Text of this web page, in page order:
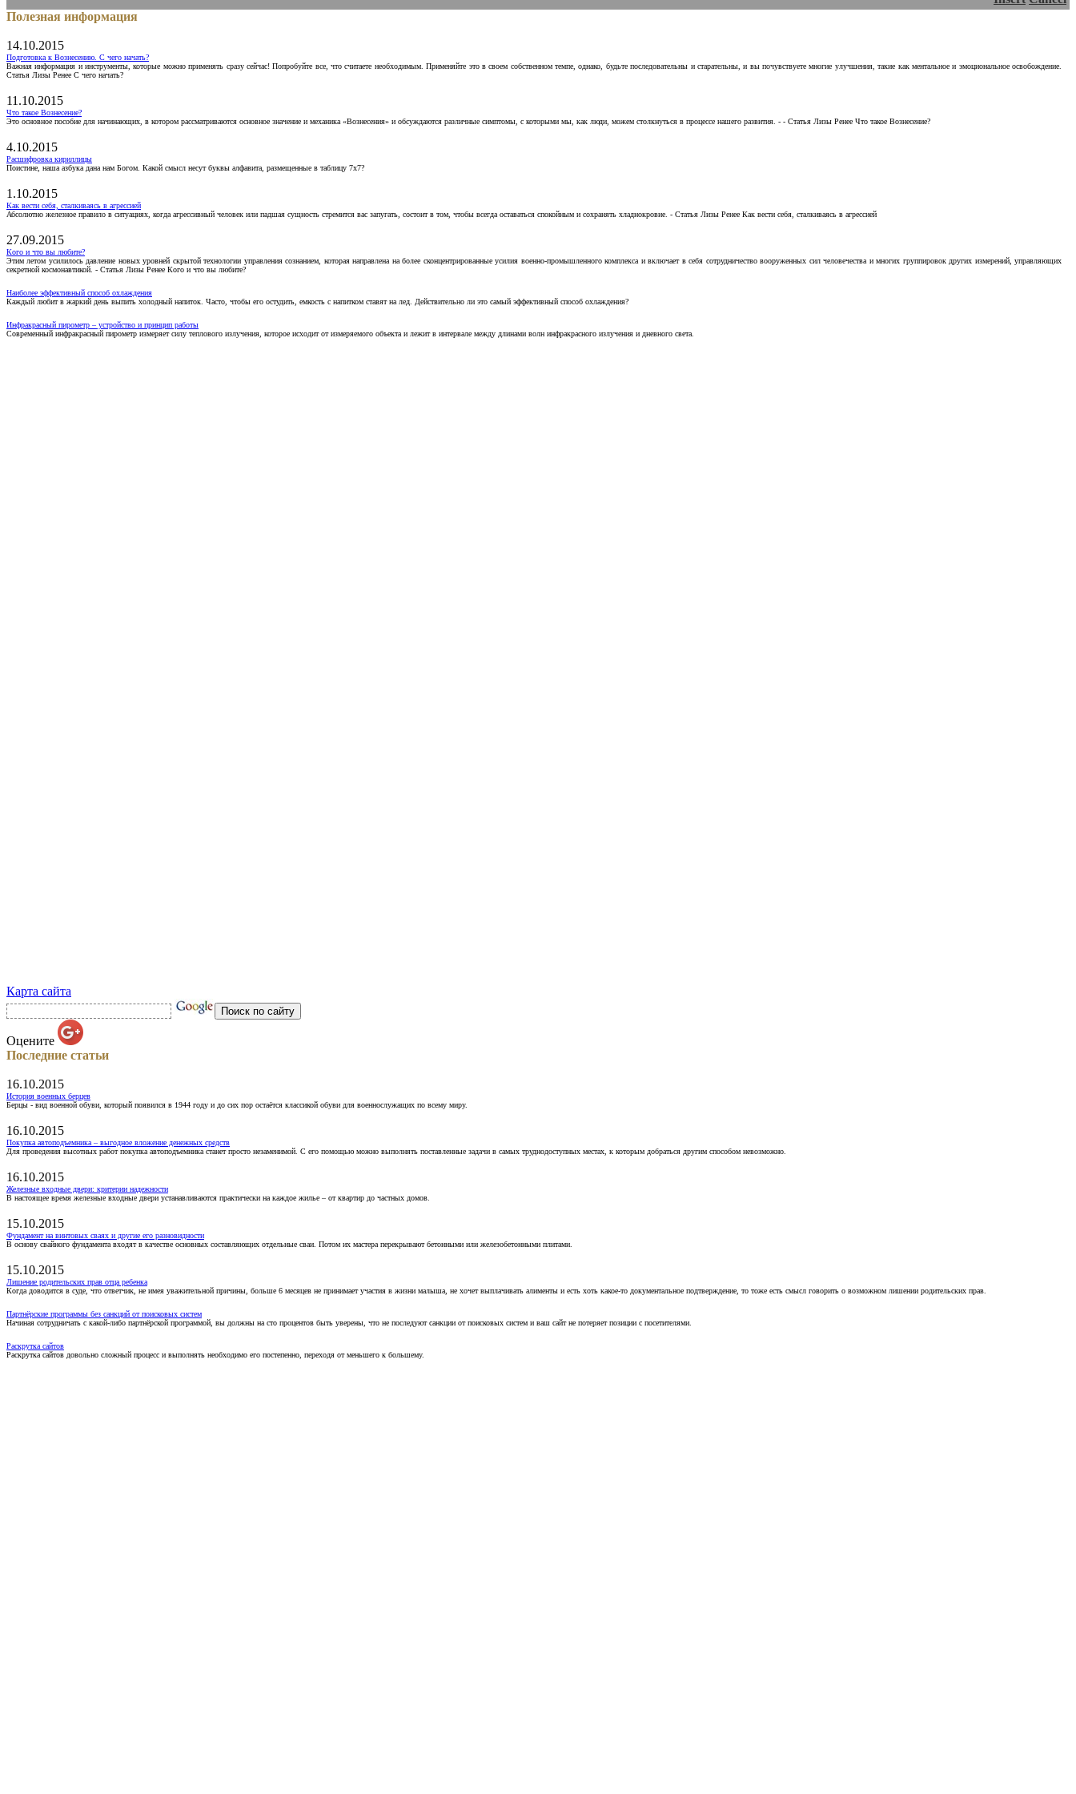
Полезная информация
14.10.2015
Подготовка к Вознесению. С чего начать?
Важная информация и инструменты, которые можно применять сразу сейчас! Попробуйте все, что считаете необходимым. Применяйте это в своем собственном темпе, однако, будьте последовательны и старательны, и вы почувствуете многие улучшения, такие как ментальное и эмоциональное освобождение.
Статья Лизы Ренее С чего начать?
11.10.2015
Что такое Вознесение?
Это основное пособие для начинающих, в котором рассматриваются основное значение и механика «Вознесения» и обсуждаются различные симптомы, с которыми мы, как люди, можем столкнуться в процессе нашего развития. - - Статья Лизы Ренее Что такое Вознесение?
4.10.2015
Расшифровка кириллицы
Поистине, наша азбука дана нам Богом. Какой смысл несут буквы алфавита, размещенные в таблицу 7х7?
1.10.2015
Как вести себя, сталкиваясь в агрессией
Абсолютно железное правило в ситуациях, когда агрессивный человек или падшая сущность стремится вас запугать, состоит в том, чтобы всегда оставаться спокойным и сохранять хладнокровие. - Статья Лизы Ренее Как вести себя, сталкиваясь в агрессией
27.09.2015
Кого и что вы любите?
Этим летом усилилось давление новых уровней скрытой технологии управления сознанием, которая направлена на более сконцентрированные усилия военно-промышленного комплекса и включает в себя сотрудничество вооруженных сил человечества и многих группировок других измерений, управляющих
секретной космонавтикой. - Статья Лизы Ренее Кого и что вы любите?
Наиболее эффективный способ охлаждения
Каждый любит в жаркий день выпить холодный напиток. Часто, чтобы его остудить, емкость с напитком ставят на лед. Действительно ли это самый эффективный способ охлаждения?
Инфракрасный пирометр – устройство и принцип работы
Современный инфракрасный пирометр измеряет силу теплового излучения, которое исходит от измеряемого объекта и лежит в интервале между длинами волн инфракрасного излучения и дневного света.
Карта сайта
Оцените
Последние статьи
16.10.2015
История военных берцев
Берцы - вид военной обуви, который появился в 1944 году и до сих пор остаётся классикой обуви для военнослужащих по всему миру.
16.10.2015
Покупка автоподъемника – выгодное вложение денежных средств
Для проведения высотных работ покупка автоподъемника станет просто незаменимой. С его помощью можно выполнять поставленные задачи в самых труднодоступных местах, к которым добраться другим способом невозможно.
16.10.2015
Железные входные двери: критерии надежности
В настоящее время железные входные двери устанавливаются практически на каждое жилье – от квартир до частных домов.
15.10.2015
Фундамент на винтовых сваях и другие его разновидности
В основу свайного фундамента входят в качестве основных составляющих отдельные сваи. Потом их мастера перекрывают бетонными или железобетонными плитами.
15.10.2015
Лишение родительских прав отца ребенка
Когда доводится в суде, что ответчик, не имея уважительной причины, больше 6 месяцев не принимает участия в жизни малыша, не хочет выплачивать алименты и есть хоть какое-то документальное подтверждение, то тоже есть смысл говорить о возможном лишении родительских прав.
Партнёрские программы без санкций от поисковых систем
Начиная сотрудничать с какой-либо партнёрской программой, вы должны на сто процентов быть уверены, что не последуют санкции от поисковых систем и ваш сайт не потеряет позиции с посетителями.
Раскрутка сайтов
Раскрутка сайтов довольно сложный процесс и выполнять необходимо его постепенно, переходя от меньшего к большему.